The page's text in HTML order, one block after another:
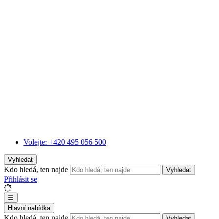
Volejte: +420 495 056 500
Vyhledat
Kdo hledá, ten najde Vyhledat
Přihlásit se
☰
Hlavní nabídka